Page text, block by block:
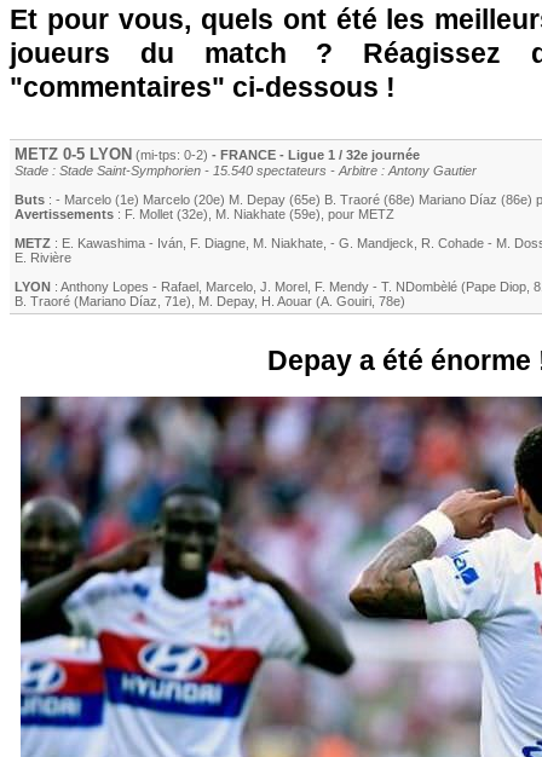
Et pour vous, quels ont été les
joueurs du match ? Réagissez
"commentaires" ci-dessous !
METZ 0-5 LYON (mi-tps: 0-2) - FRANCE - Ligue 1 / 32e journée
Stade : Stade Saint-Symphorien - 15.540 spectateurs - Arbitre : Antony Gautier
Buts : - Marcelo (1e) Marcelo (20e) M. Depay (65e) B. Traoré (68e) Mariano Díaz (86e)
Avertissements : F. Mollet (32e) M. Niakhate (59e) , pour METZ
METZ : E. Kawashima - Iván F. Diagne M. Niakhate , - G. Mandjeck R. Cohade - M.
E. Rivière
LYON : Anthony Lopes - Rafael Marcelo J. Morel F. Mendy - T. NDombèlé (Pape Diop ,
B. Traoré (Mariano Díaz , 71e) M. Depay, H. Aouar (A. Gouiri , 78e)
Depay a été énorme